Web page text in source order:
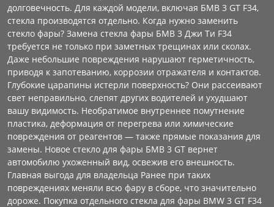
долговечность. Для каждой модели, включая БМВ 3 GT F34,
стекла производятся отдельно. Когда нужно заменить
стекло фары? Замена стекла фары БМВ 3 Джи Ти F34
требуется не только при заметных трещинах или сколах.
Даже небольшие повреждения нарушают герметичность,
приводя к запотеванию, коррозии отражателя и контактов.
Глубокие царапины истерли поверхность? Они рассеивают
свет неправильно, слепят других водителей и ухудшают
вашу видимость. Необратимое внутреннее помутнение
пластика, деформация от перегрева или химические
повреждения от реагентов — также прямые показания для
замены. Новое стекло для фары БМВ 3 GT вернет
автомобилю ухоженный вид, освежив его внешность.
Главная выгода для владельца Ранее при таких
повреждениях меняли всю фару в сборе, что значительно
дороже. Покупка отдельного стекла для фары BMW 3 GT F34